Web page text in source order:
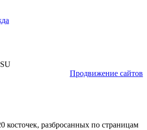
Продвижение сайтов
косточек, разбросанных по страницам